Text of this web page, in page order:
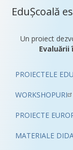
EduȘcoală
Un proiect
Evaluării
Pub
PROIECTELE
WORKSHOPURI
PROIECTE
MATERIALE